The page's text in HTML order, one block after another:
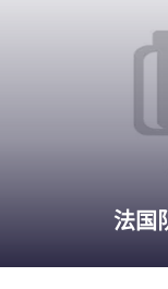
法国